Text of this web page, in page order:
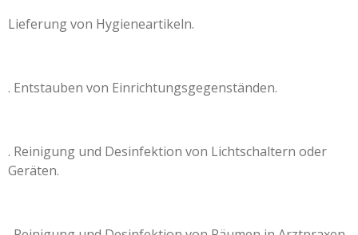
Lieferung von Hygieneartikeln.
. Entstauben von Einrichtungsgegenständen.
. Reinigung und Desinfektion von Lichtschaltern oder
Geräten.